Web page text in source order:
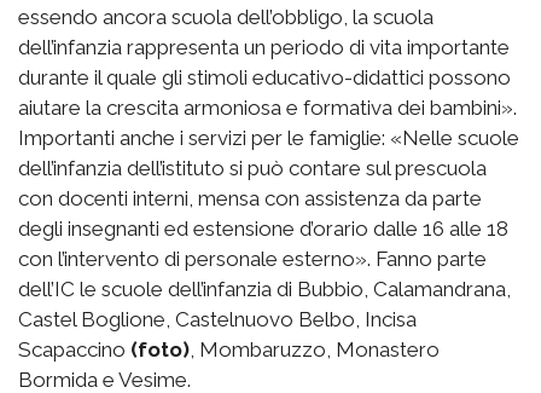
essendo ancora scuola dell’obbligo, la scuola
dell’infanzia rappresenta un periodo di vita importante
durante il quale gli stimoli educativo-didattici possono
aiutare la crescita armoniosa e formativa dei bambini».
Importanti anche i servizi per le famiglie: «Nelle scuole
dell’infanzia dell’istituto si può contare sul prescuola
con docenti interni, mensa con assistenza da parte
degli insegnanti ed estensione d’orario dalle 16 alle 18
con l’intervento di personale esterno». Fanno parte
dell’IC le scuole dell’infanzia di Bubbio, Calamandrana,
Castel Boglione, Castelnuovo Belbo, Incisa
Scapaccino (foto) , Mombaruzzo, Monastero
Bormida e Vesime.